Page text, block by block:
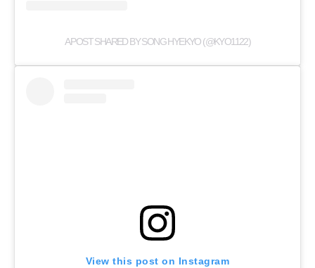
A POST SHARED BY SONG HYEKYO (@KYO1122)
View this post on Instagram